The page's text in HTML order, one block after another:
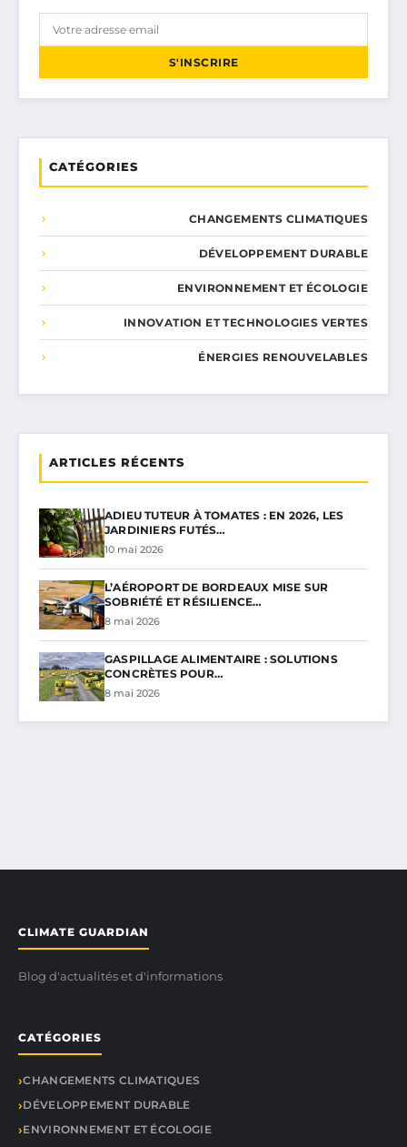
S'INSCRIRE
CATÉGORIES
CHANGEMENTS CLIMATIQUES
DÉVELOPPEMENT DURABLE
ENVIRONNEMENT ET ÉCOLOGIE
INNOVATION ET TECHNOLOGIES VERTES
ÉNERGIES RENOUVELABLES
ARTICLES RÉCENTS
ADIEU TUTEUR À TOMATES : EN 2026, LES
JARDINIERS FUTÉS…
10 mai 2026
L’AÉROPORT DE BORDEAUX MISE SUR
SOBRIÉTÉ ET RÉSILIENCE…
8 mai 2026
GASPILLAGE ALIMENTAIRE : SOLUTIONS
CONCRÈTES POUR…
8 mai 2026
CLIMATE GUARDIAN
Blog d'actualités et d'informations
CATÉGORIES
CHANGEMENTS CLIMATIQUES
DÉVELOPPEMENT DURABLE
ENVIRONNEMENT ET ÉCOLOGIE